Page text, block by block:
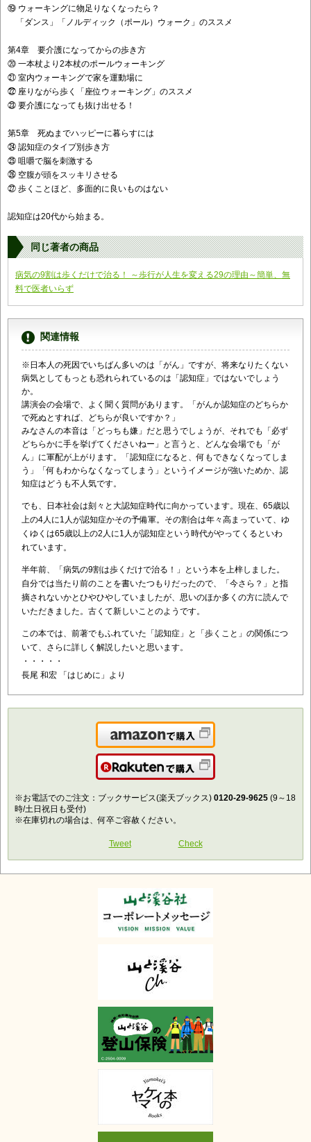
⑲ ウォーキングに物足りなくなったら？
「ダンス」「ノルディック（ポール）ウォーク」のススメ
第4章 要介護になってからの歩き方
⑳ 一本杖より2本杖のポールウォーキング
㉑ 室内ウォーキングで家を運動場に
㉒ 座りながら歩く「座位ウォーキング」のススメ
㉓ 要介護になっても抜け出せる！
第5章 死ぬまでハッピーに暮らすには
㉔ 認知症のタイプ別歩き方
㉕ 咀嚼で脳を刺激する
㉖ 空腹が頭をスッキリさせる
㉗ 歩くことほど、多面的に良いものはない
認知症は20代から始まる。
同じ著者の商品
病気の9割は歩くだけで治る！ ～歩行が人生を変える29の理由～簡単、無
料で医者いらず
関連情報
※日本人の死因でいちばん多いのは「がん」ですが、将来なりたくない
病気としてもっとも恐れられているのは「認知症」ではないでしょう
か。
講演会の会場で、よく聞く質問があります。「がんか認知症のどちらか
で死ぬとすれば、どちらが良いですか？」
みなさんの本音は「どっちも嫌」だと思うでしょうが、それでも「必ず
どちらかに手を挙げてくださいねー」と言うと、どんな会場でも「が
ん」に軍配が上がります。「認知症になると、何もできなくなってしま
う」「何もわからなくなってしまう」というイメージが強いためか、認
知症はどうも不人気です。
でも、日本社会は刻々と大認知症時代に向かっています。現在、65歳以
上の4人に1人が認知症かその予備軍。その割合は年々高まっていて、ゆ
くゆくは65歳以上の2人に1人が認知症という時代がやってくるといわ
れています。
半年前、「病気の9割は歩くだけで治る！」という本を上梓しました。
自分では当たり前のことを書いたつもりだったので、「今さら？」と指
摘されないかとひやひやしていましたが、思いのほか多くの方に読んで
いただきました。古くて新しいことのようです。
この本では、前著でもふれていた「認知症」と「歩くこと」の関係につ
いて、さらに詳しく解説したいと思います。
・・・・・
長尾 和宏 「はじめに」より
Amazonで購入
楽天で購入
※お電話でのご注文：ブックサービス(楽天ブックス) 0120-29-9625 (9～18
時/土日祝日も受付)
※在庫切れの場合は、何卒ご容赦ください。
Tweet Check